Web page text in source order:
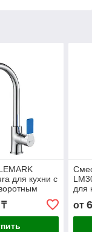
для кухни с
для
от